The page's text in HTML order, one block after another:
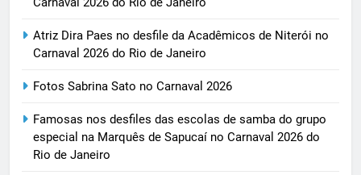
Atriz Dira Paes no desfile da Acadêmicos de Niterói no
Carnaval 2026 do Rio de Janeiro
Fotos Sabrina Sato no Carnaval 2026
Famosas nos desfiles das escolas de samba do grupo
especial na Marquês de Sapucaí no Carnaval 2026 do
Rio de Janeiro